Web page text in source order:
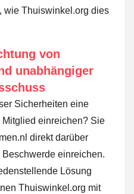
wie Thuiswinkel.org dies
von
unabhängiger
Sicherheiten eine
einreichen? Sie
direkt darüber
Beschwerde einreichen.
Lösung
Thuiswinkel.org mit